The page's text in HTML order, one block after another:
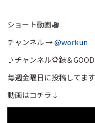
ショート動画
チャンネル →@workun
♪チャンネル登録＆
毎週金曜日に投稿してま
動画はコチラ↓